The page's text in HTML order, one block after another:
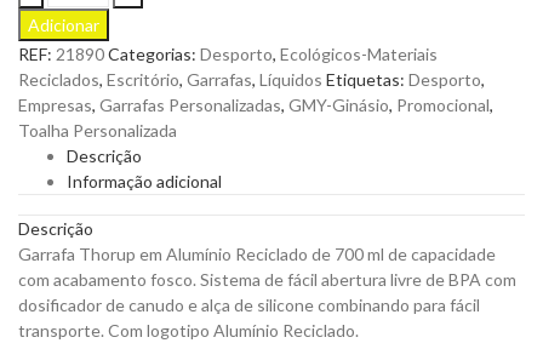
Thorup
em
Alumínio
Reciclado
de
700
ml
para
quantity
Adicionar
REF: 21890Categorias: Desporto, Ecológicos-Materiais
Reciclados, Escritório, Garrafas, Líquidos Etiquetas: Desporto,
Empresas, Garrafas Personalizadas, GMY-Ginásio, Promocional,
Toalha Personalizada
Descrição
Informação adicional
Descrição
Garrafa Thorup em Alumínio Reciclado de 700 ml de capacidade
com acabamento fosco. Sistema de fácil abertura livre de BPA com
dosificador de canudo e alça de silicone combinando para fácil
transporte. Com logotipo Alumínio Reciclado.